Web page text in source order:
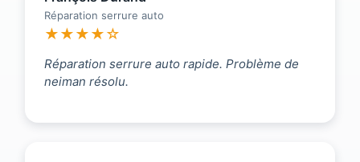
Réparation serrure auto
★★★★☆
Réparation serrure auto rapide. Problème de
neiman résolu.